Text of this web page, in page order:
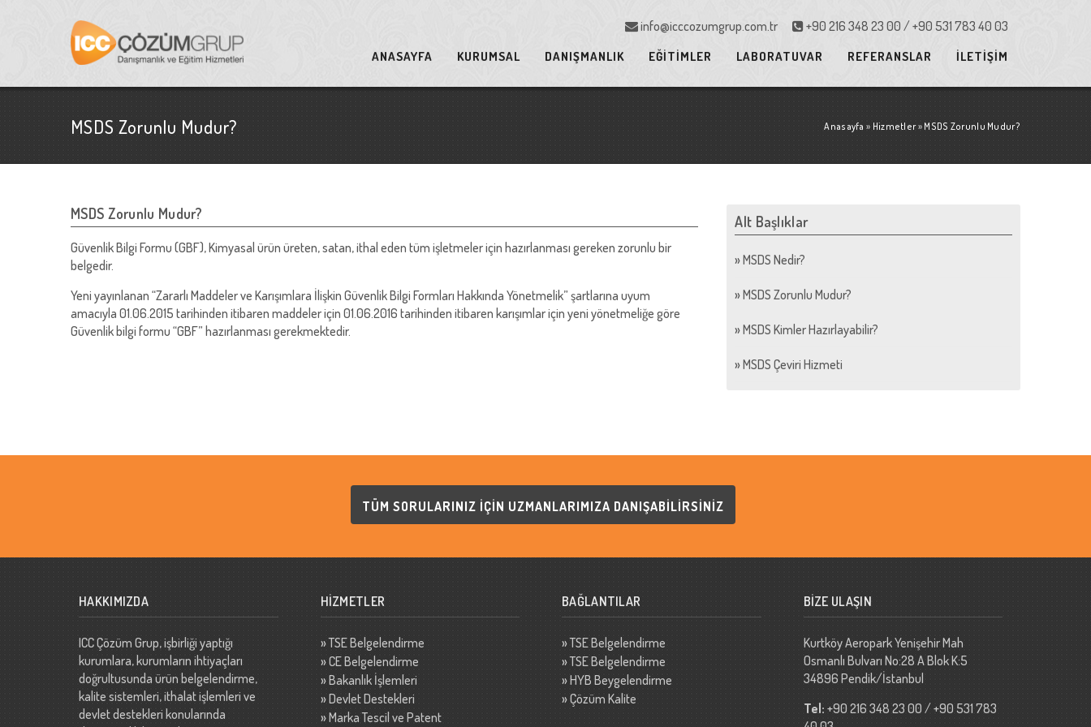
info@icccozumgrup.com.tr +90 216 348 23 00 / +90 531 783 40 03
ANASAYFA KURUMSAL DANIŞMANLIK EĞİTİMLER LABORATUVAR REFERANSLAR İLETİŞİM
MSDS Zorunlu Mudur? Anasayfa » Hizmetler» MSDS Zorunlu Mudur?
MSDS Zorunlu Mudur?
Güvenlik Bilgi Formu (GBF), Kimyasal ürün üreten, satan, ithal eden tüm işletmeler için hazırlanması gereken zorunlu bir
belgedir.
Yeni yayınlanan “Zararlı Maddeler ve Karışımlara İlişkin Güvenlik Bilgi Formları Hakkında Yönetmelik” şartlarına uyum
amacıyla 01.06.2015 tarihinden itibaren maddeler için 01.06.2016 tarihinden itibaren karışımlar için yeni yönetmeliğe göre
Güvenlik bilgi formu “GBF” hazırlanması gerekmektedir.
Alt Başlıklar
»MSDS Nedir?
»MSDS Zorunlu Mudur?
»MSDS Kimler Hazırlayabilir?
»MSDS Çeviri Hizmeti
TÜM SORULARINIZ İÇİN UZMANLARIMIZA DANIŞABİLİRSİNİZ
HAKKIMIZDA
ICC Çözüm Grup, işbirliği yaptığı
kurumlara, kurumların ihtiyaçları
doğrultusunda ürün belgelendirme,
kalite sistemleri, ithalat işlemleri ve
devlet destekleri konularında
HİZMETLER
»TSE Belgelendirme
»CE Belgelendirme
»Bakanlık İşlemleri
»Devlet Destekleri
»Marka Tescil ve Patent
BAĞLANTILAR
»TSE Belgelendirme
»TSE Belgelendirme
»HYB Beygelendirme
»Çözüm Kalite
BİZE ULAŞIN
Kurtköy Aeropark Yenişehir Mah
Osmanlı Bulvarı No:28 A Blok K:5
34896 Pendik/İstanbul
Tel: +90 216 348 23 00 / +90 531 783